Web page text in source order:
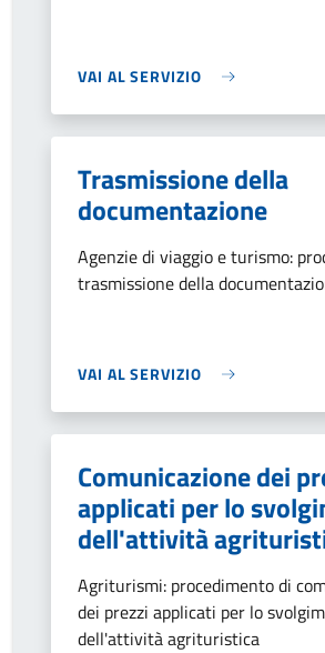
VAI AL SERVIZIO
Trasmissione della
documentazione
Agenzie di viaggio e turismo:
trasmissione della
VAI AL SERVIZIO
Comunicazione dei
applicati per lo
dell'attività
Agriturismi: procedimento di
dei prezzi applicati per lo
dell'attività agrituristica